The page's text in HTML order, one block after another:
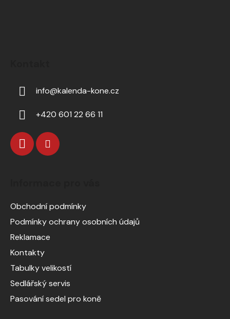
info@kalenda-kone.cz
+420 601 22 66 11
Obchodní podmínky
Podmínky ochrany osobních údajů
Reklamace
Kontakty
Tabulky velikostí
Sedlářský servis
Pasování sedel pro koně